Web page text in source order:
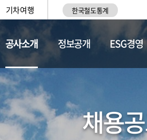
기차여행 한국철도통계
공사소개
현황
정보공개 ESG경영
채용